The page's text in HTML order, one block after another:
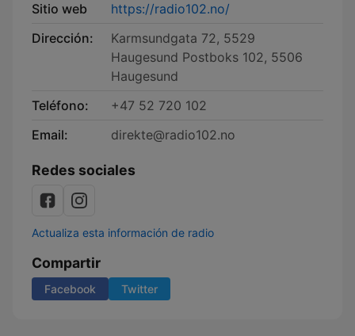
Sitio web
https://radio102.no/
Dirección:
Karmsundgata 72, 5529
Haugesund Postboks 102, 5506
Haugesund
Teléfono:
+47 52 720 102
Email:
direkte@radio102.no
Redes sociales
Actualiza esta información de radio
Compartir
Facebook Twitter